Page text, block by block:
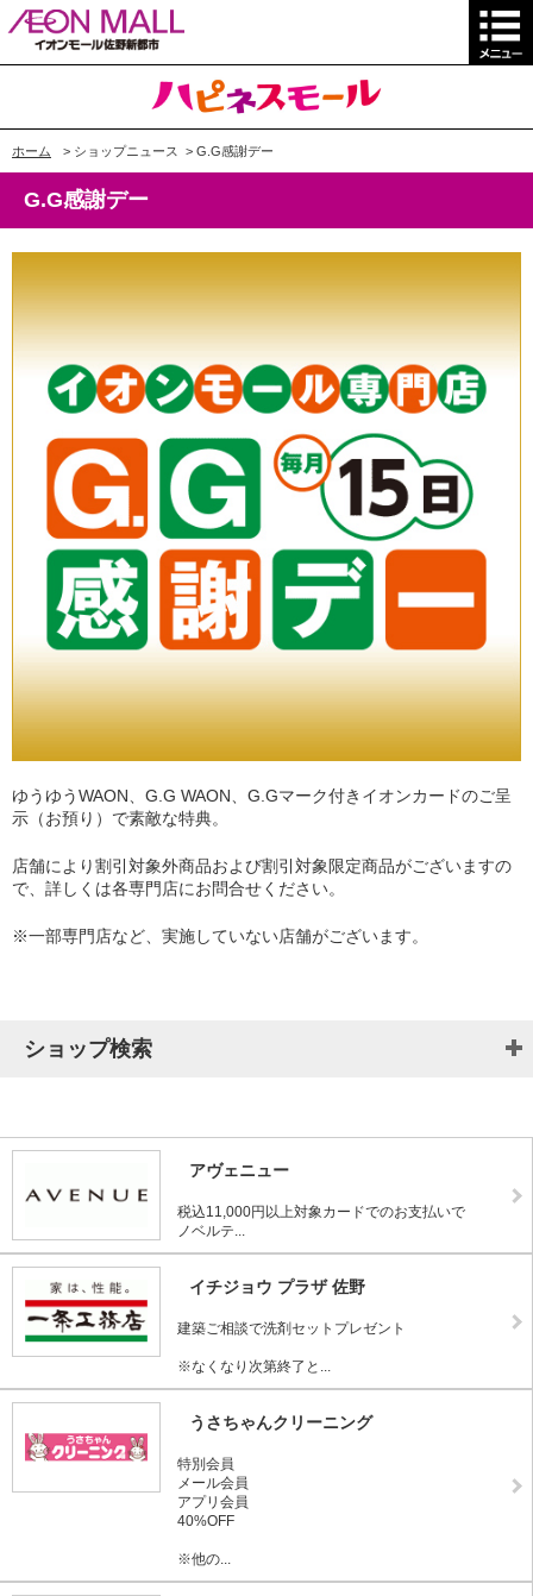
ホーム > ショップニュース > G.G感謝デー
G.G感謝デー
ゆうゆうWAON、G.G WAON、G.Gマーク付きイオンカードのご呈
示（お預り）で素敵な特典。
店舗により割引対象外商品および割引対象限定商品がございますの
で、詳しくは各専門店にお問合せください。
※一部専門店など、実施していない店舗がございます。
ショップ検索
アヴェニュー
税込11,000円以上対象カードでのお支払いで
ノベルテ...
イチジョウ プラザ 佐野
建築ご相談で洗剤セットプレゼント
※なくなり次第終了と...
うさちゃんクリーニング
特別会員
メール会員
アプリ会員
40%OFF
※他の...